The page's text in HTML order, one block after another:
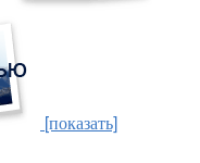
[показать]